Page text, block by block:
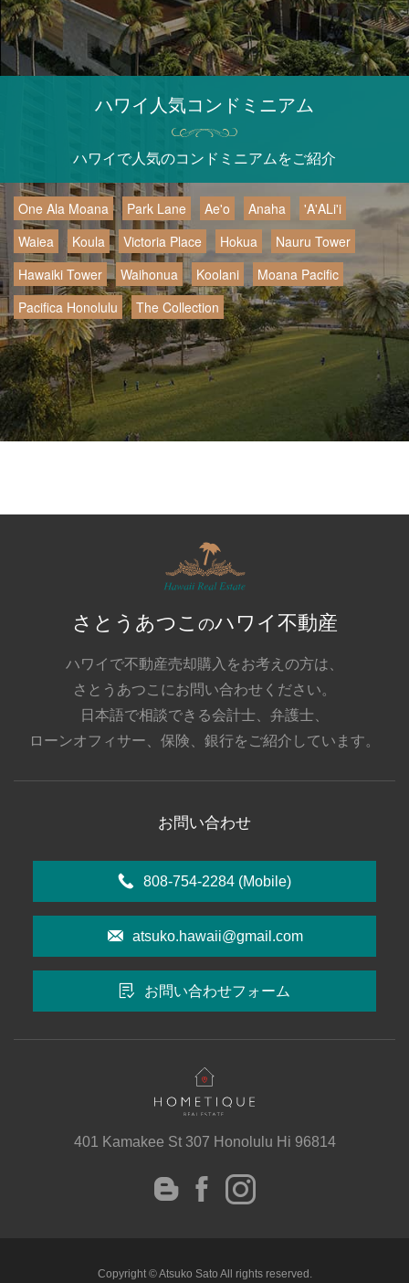
ハワイ人気コンドミニアム
ハワイで人気のコンドミニアムをご紹介
One Ala Moana Park Lane Ae'o Anaha
'A'ALi'i
Waiea
Koula Victoria Place Hokua
Nauru Tower
Hawaiki Tower
Waihonua Koolani
Moana Pacific
Pacifica Honolulu
The Collection
さとうあつこ のハワイ不動産
ハワイで不動産売却購入をお考えの方は、
さとうあつこにお問い合わせください。
日本語で相談できる会計士、弁護士、
ローンオフィサー、保険、銀行をご紹介しています。
お問い合わせ
808-754-2284 (Mobile)
atsuko.hawaii@gmail.com
お問い合わせフォーム
401 Kamakee St 307 Honolulu Hi 96814
Blog Facebookinstagram
Copyright © Atsuko Sato All rights reserved.